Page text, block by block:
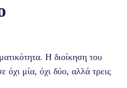
Η διοίκηση του
όχι μία, όχι δύο, αλλά τρεις